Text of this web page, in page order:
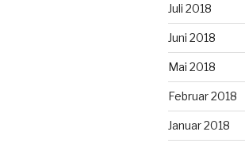
Juli 2018
Juni 2018
Mai 2018
Februar 2018
Januar 2018